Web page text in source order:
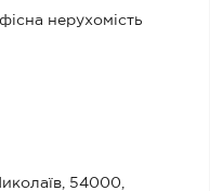
нерухомість
54000,